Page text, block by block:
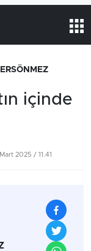
içinde
Mart 2025 / 11.41